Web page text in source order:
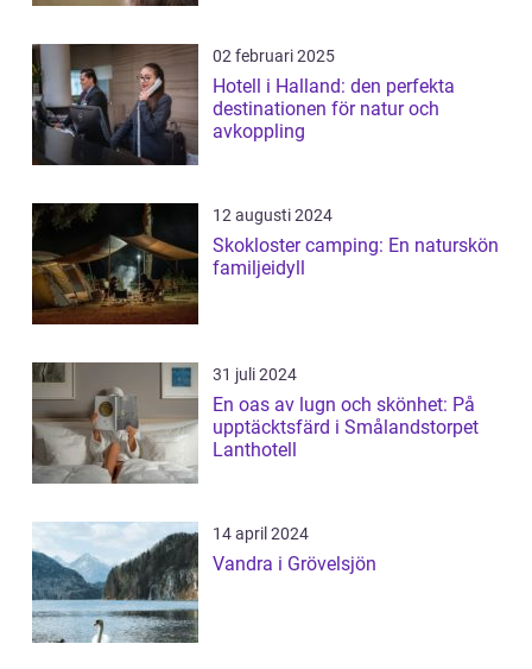
02 februari 2025
Hotell i Halland: den perfekta
destinationen för natur och
avkoppling
12 augusti 2024
Skokloster camping: En naturskön
familjeidyll
31 juli 2024
En oas av lugn och skönhet: På
upptäcktsfärd i Smålandstorpet
Lanthotell
14 april 2024
Vandra i Grövelsjön